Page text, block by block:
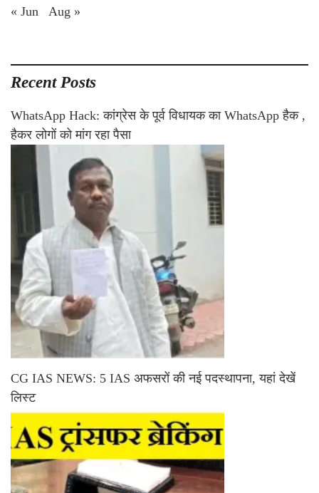
« Jun Aug »
Recent Posts
WhatsApp Hack: कांग्रेस के पूर्व विधायक का WhatsApp हैक ,
हैकर लोगों को मांग रहा पैसा
CG IAS NEWS: 5 IAS अफसरों की नई पदस्थापना, यहां देखें
लिस्ट